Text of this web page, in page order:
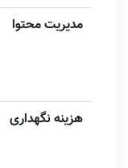
مدیریت محتوا
هزینه نگهداری